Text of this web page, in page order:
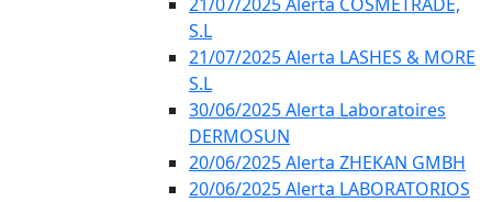
S.L
21/07/2025 Alerta LASHES & MORE
S.L
30/06/2025 Alerta Laboratoires
DERMOSUN
20/06/2025 Alerta ZHEKAN GMBH
20/06/2025 Alerta LABORATORIOS